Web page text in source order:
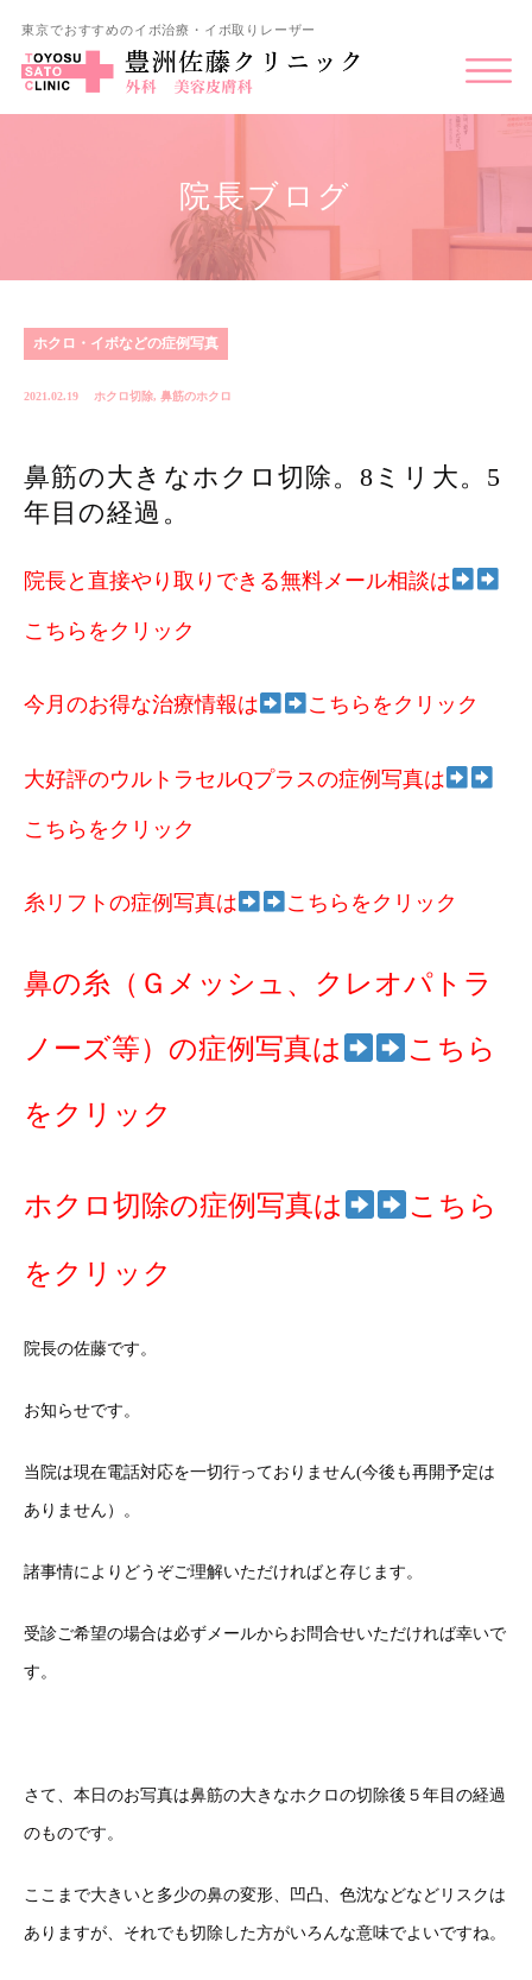
東京でおすすめのイボ治療・イボ取りレーザー
院長ブログ
ホクロ・イボなどの症例写真
2021.02.19 ホクロ切除, 鼻筋のホクロ
鼻筋の大きなホクロ切除。8ミリ大。5
年目の経過。
院長と直接やり取りできる無料メール相談は
こちらをクリック
今月のお得な治療情報は こちらをクリック
大好評のウルトラセルQプラスの症例写真は
こちらをクリック
糸リフトの症例写真は こちらをクリック
鼻の糸（Ｇメッシュ、クレオパトラ
ノーズ等）の症例写真は こちら
をクリック
ホクロ切除の症例写真は こちら
をクリック
院長の佐藤です。
お知らせです。
当院は現在電話対応を一切行っておりません(今後も再開予定は
ありません）。
諸事情によりどうぞご理解いただければと存じます。
受診ご希望の場合は必ずメールからお問合せいただければ幸いで
す。
さて、本日のお写真は鼻筋の大きなホクロの切除後５年目の経過
のものです。
ここまで大きいと多少の鼻の変形、凹凸、色沈などなどリスクは
ありますが、それでも切除した方がいろんな意味でよいですね。